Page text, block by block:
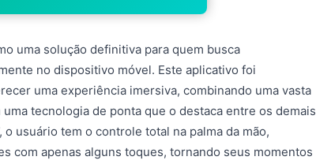
uma solução definitiva para quem busca
no dispositivo móvel. Este aplicativo foi
uma experiência imersiva, combinando uma vasta
tecnologia de ponta que o destaca entre os demais
usuário tem o controle total na palma da mão,
com apenas alguns toques, tornando seus momentos